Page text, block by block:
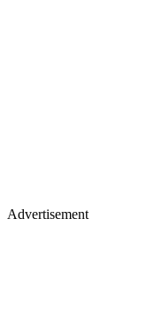
Advertisement